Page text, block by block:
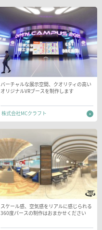
バーチャルな展示空間、クオリティの高い
オリジナルVRブースを制作します
株式会社MCクラフト
スケール感、空気感をリアルに感じられる
360度パースの制作はおまかせください